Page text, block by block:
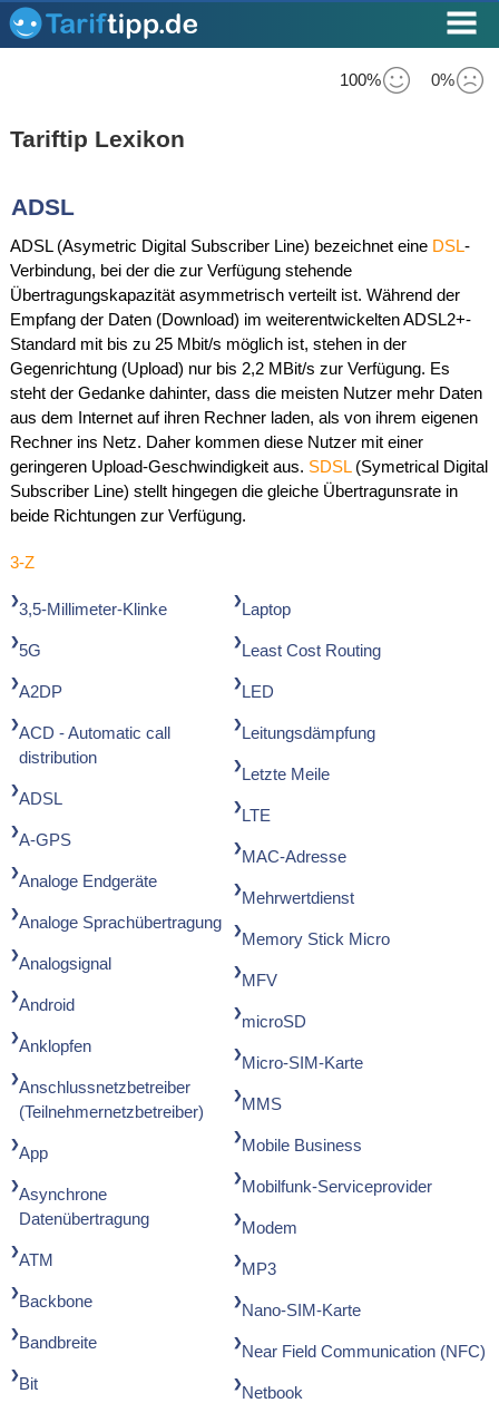
100% 0%
Tariftip Lexikon
ADSL
ADSL (Asymetric Digital Subscriber Line) bezeichnet eine DSL-
Verbindung, bei der die zur Verfügung stehende
Übertragungskapazität asymmetrisch verteilt ist. Während der
Empfang der Daten (Download) im weiterentwickelten ADSL2+-
Standard mit bis zu 25 Mbit/s möglich ist, stehen in der
Gegenrichtung (Upload) nur bis 2,2 MBit/s zur Verfügung. Es
steht der Gedanke dahinter, dass die meisten Nutzer mehr Daten
aus dem Internet auf ihren Rechner laden, als von ihrem eigenen
Rechner ins Netz. Daher kommen diese Nutzer mit einer
geringeren Upload-Geschwindigkeit aus. SDSL(Symetrical Digital
Subscriber Line) stellt hingegen die gleiche Übertragunsrate in
beide Richtungen zur Verfügung.
3-Z
3,5-Millimeter-Klinke
5G
A2DP
ACD - Automatic call
distribution
ADSL
A-GPS
Analoge Endgeräte
Analoge Sprachübertragung
Analogsignal
Android
Anklopfen
Anschlussnetzbetreiber
(Teilnehmernetzbetreiber)
App
Asynchrone
Datenübertragung
ATM
Backbone
Bandbreite
Bit
Laptop
Least Cost Routing
LED
Leitungsdämpfung
Letzte Meile
LTE
MAC-Adresse
Mehrwertdienst
Memory Stick Micro
MFV
microSD
Micro-SIM-Karte
MMS
Mobile Business
Mobilfunk-Serviceprovider
Modem
MP3
Nano-SIM-Karte
Near Field Communication (NFC)
Netbook